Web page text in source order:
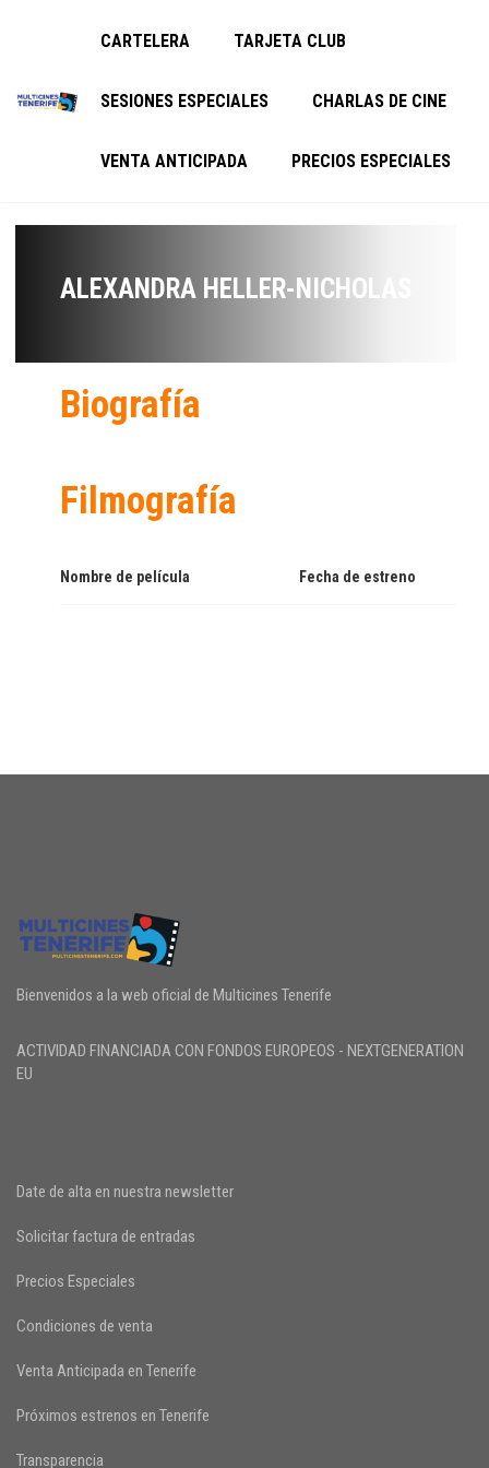
CARTELERA TARJETA CLUB
SESIONES ESPECIALES CHARLAS DE CINE
VENTA ANTICIPADA PRECIOS ESPECIALES
ALEXANDRA HELLER-NICHOLAS
Biografía
Filmografía
Nombre de película Fecha de estreno
Bienvenidos a la web oficial de Multicines Tenerife
ACTIVIDAD FINANCIADA CON FONDOS EUROPEOS - NEXTGENERATION
EU
Date de alta en nuestra newsletter
Solicitar factura de entradas
Precios Especiales
Condiciones de venta
Venta Anticipada en Tenerife
Próximos estrenos en Tenerife
Transparencia